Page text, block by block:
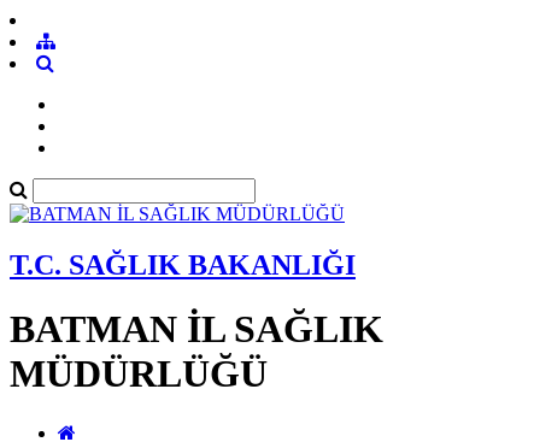
T.C. SAĞLIK BAKANLIĞI
BATMAN İL SAĞLIK
MÜDÜRLÜĞÜ